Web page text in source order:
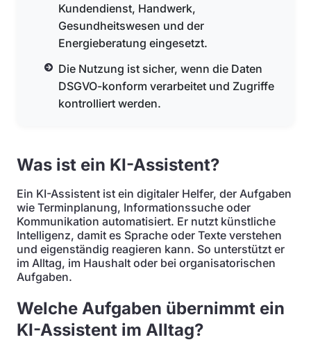
Kundendienst, Handwerk,
Gesundheitswesen und der
Energieberatung eingesetzt.
Die Nutzung ist sicher, wenn die Daten
DSGVO-konform verarbeitet und Zugriffe
kontrolliert werden.
Was ist ein KI-Assistent?
Ein KI-Assistent ist ein digitaler Helfer, der Aufgaben
wie Terminplanung, Informationssuche oder
Kommunikation automatisiert. Er nutzt künstliche
Intelligenz, damit es Sprache oder Texte verstehen
und eigenständig reagieren kann. So unterstützt er
im Alltag, im Haushalt oder bei organisatorischen
Aufgaben.
Welche Aufgaben übernimmt ein
KI-Assistent im Alltag?